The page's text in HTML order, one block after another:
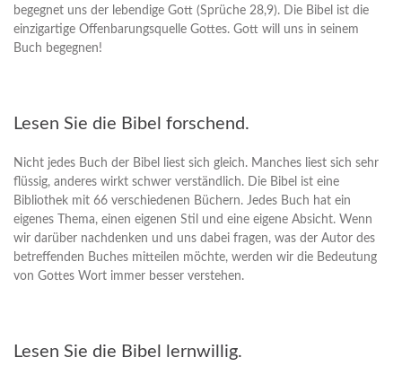
begegnet uns der lebendige Gott (Sprüche 28,9). Die Bibel ist die
einzigartige Offenbarungsquelle Gottes. Gott will uns in seinem
Buch begegnen!
Lesen Sie die Bibel forschend.
Nicht jedes Buch der Bibel liest sich gleich. Manches liest sich sehr
flüssig, anderes wirkt schwer verständlich. Die Bibel ist eine
Bibliothek mit 66 verschiedenen Büchern. Jedes Buch hat ein
eigenes Thema, einen eigenen Stil und eine eigene Absicht. Wenn
wir darüber nachdenken und uns dabei fragen, was der Autor des
betreffenden Buches mitteilen möchte, werden wir die Bedeutung
von Gottes Wort immer besser verstehen.
Lesen Sie die Bibel lernwillig.